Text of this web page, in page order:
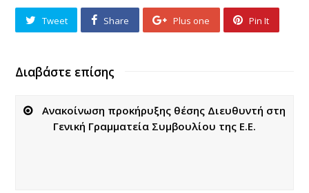
Tweet Share Plus one Pin It
Διαβάστε επίσης
Ανακοίνωση προκήρυξης θέσης Διευθυντή στη
Γενική Γραμματεία Συμβουλίου της Ε.Ε.